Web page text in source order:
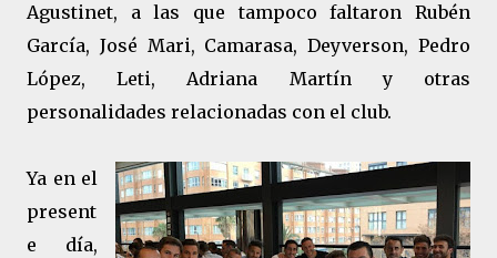
Agustinet, a las que tampoco faltaron Rubén
García, José Mari, Camarasa, Deyverson, Pedro
López, Leti, Adriana Martín y otras
personalidades relacionadas con el club.
Ya en el
present
e día,